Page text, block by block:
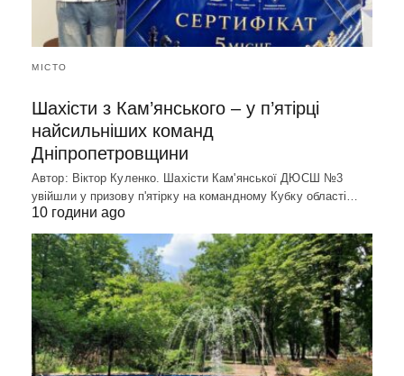
МІСТО
Шахісти з Кам’янського – у п’ятірці
найсильніших команд
Дніпропетровщини
Автор: Віктор Куленко. Шахісти Кам'янської ДЮСШ №3
увійшли у призову п'ятірку на командному Кубку області…
10 години ago